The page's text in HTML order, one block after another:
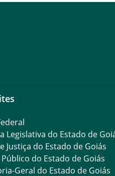
Legislativa do Estado de
Justiça do Estado de Goiás
Público do Estado de Goiás
Geral do Estado de Goiás